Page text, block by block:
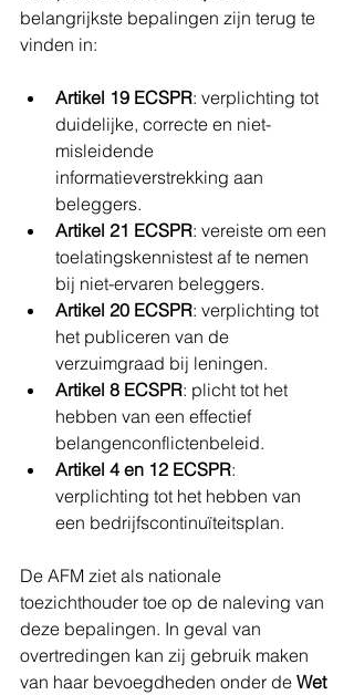
belangrijkste bepalingen zijn terug te
vinden in:
Artikel 19 ECSPR: verplichting tot
duidelijke, correcte en niet-
misleidende
informatieverstrekking aan
beleggers.
Artikel 21 ECSPR: vereiste om een
toelatingskennistest af te nemen
bij niet-ervaren beleggers.
Artikel 20 ECSPR: verplichting tot
het publiceren van de
verzuimgraad bij leningen.
Artikel 8 ECSPR: plicht tot het
hebben van een effectief
belangenconflictenbeleid.
Artikel 4 en 12 ECSPR:
verplichting tot het hebben van
een bedrijfscontinuïteitsplan.
De AFM ziet als nationale
toezichthouder toe op de naleving van
deze bepalingen. In geval van
overtredingen kan zij gebruik maken
van haar bevoegdheden onder de Wet